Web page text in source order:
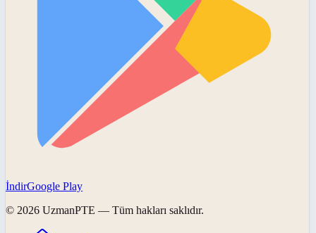
İndirGoogle Play
© 2026 UzmanPTE — Tüm hakları saklıdır.